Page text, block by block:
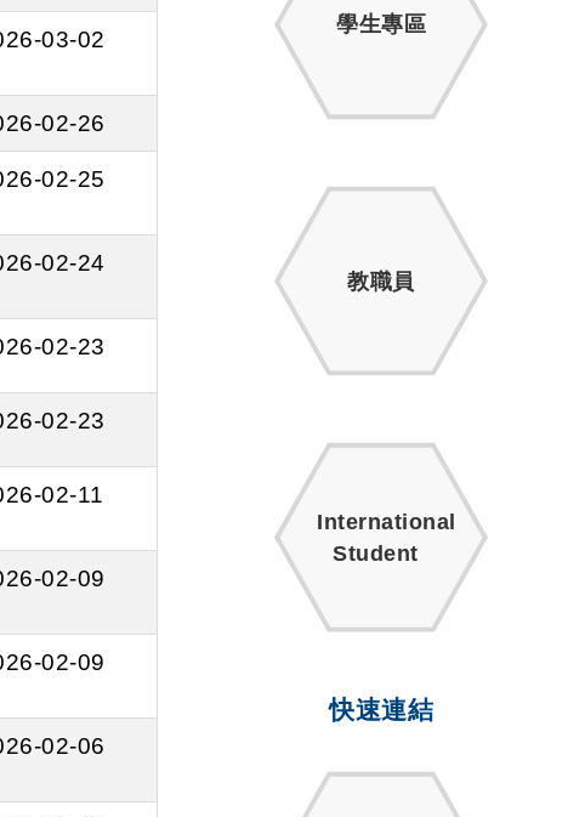
03-02
02-26
02-25
02-24
02-23
02-23
02-11
02-09
02-09
02-06
學生專區
教職員
International
Student
快速連結